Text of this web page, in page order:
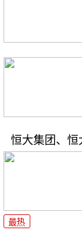
恒大集团、恒
最热